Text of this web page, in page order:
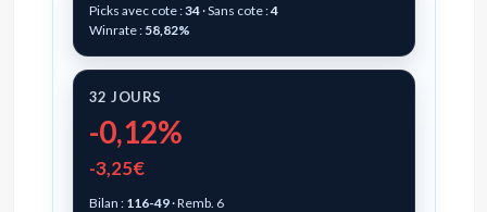
Picks avec cote :34· Sans cote :4
Winrate : 58,82%
32 JOURS
-0,12%
-3,25€
Bilan : 116-49· Remb. 6